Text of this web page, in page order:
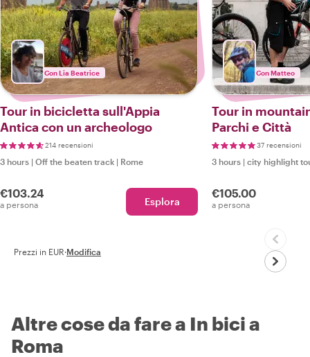
Con Lia Beatrice
Tour in bicicletta sull'Appia
Antica con un archeologo
214 recensioni
3 hours | Off the beaten track | Rome
€103.24
a persona Esplora
Con Matteo
Tour in
Parchi e Città
37 recensioni
3 hours | city highlight
€105.00
a persona
Prezzi in EUR·Modifica
Altre cose da fare a In bici a
Roma